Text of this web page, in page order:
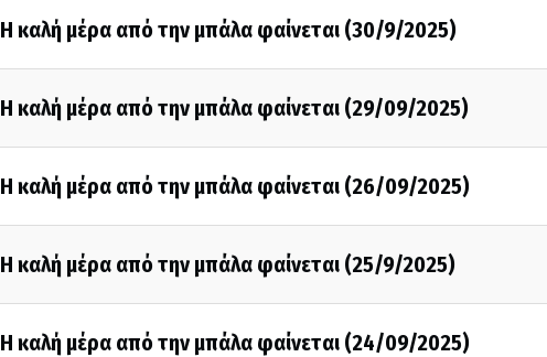
Η καλή μέρα από την μπάλα φαίνεται (30/9/2025)
Η καλή μέρα από την μπάλα φαίνεται (29/09/2025)
Η καλή μέρα από την μπάλα φαίνεται (26/09/2025)
Η καλή μέρα από την μπάλα φαίνεται (25/9/2025)
Η καλή μέρα από την μπάλα φαίνεται (24/09/2025)